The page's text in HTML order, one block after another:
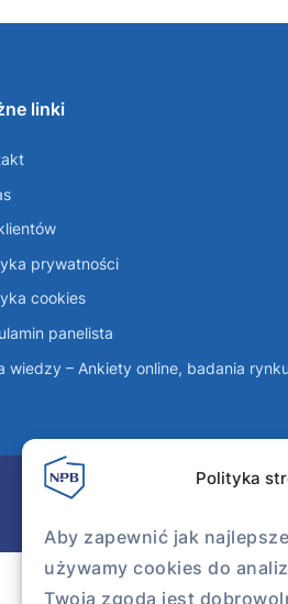
Polityka
Aby zapewnić jak
używamy cookies do
Twoja zgoda jest
linki
prywatności
cookies
panelista
wiedzy – Ankiety online, badania